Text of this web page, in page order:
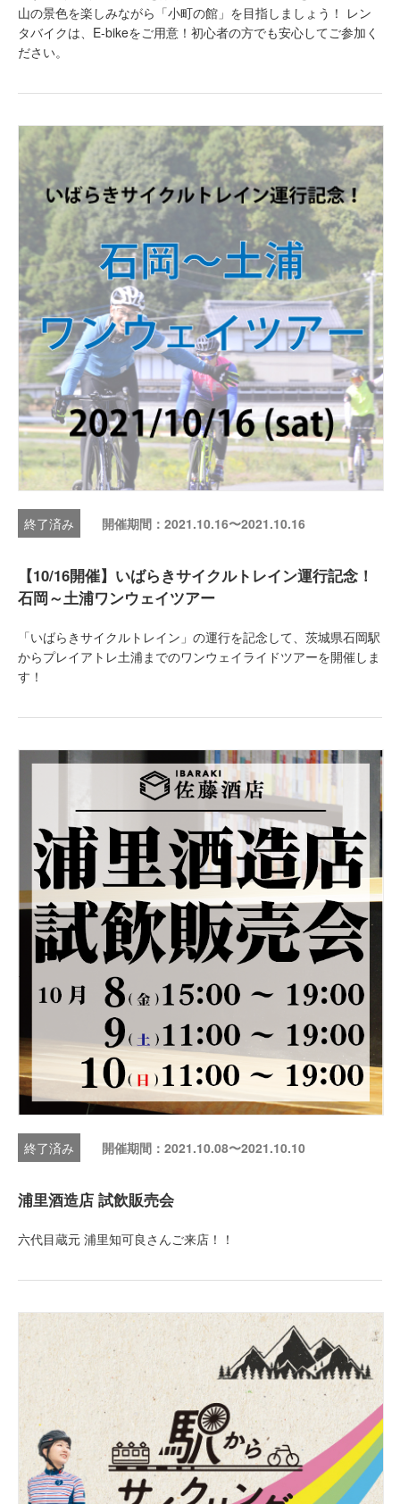
山の景色を楽しみながら「小町の館」を目指しましょう！ レン
タバイクは、E-bikeをご用意！初心者の方でも安心してご参加く
ださい。
開催期間：2021.10.16〜2021.10.16
【10/16開催】いばらきサイクルトレイン運行記念！
石岡～土浦ワンウェイツアー
「いばらきサイクルトレイン」の運行を記念して、茨城県石岡駅
からプレイアトレ土浦までのワンウェイライドツアーを開催しま
す！
開催期間：2021.10.08〜2021.10.10
浦里酒造店 試飲販売会
六代目蔵元 浦里知可良さんご来店！！